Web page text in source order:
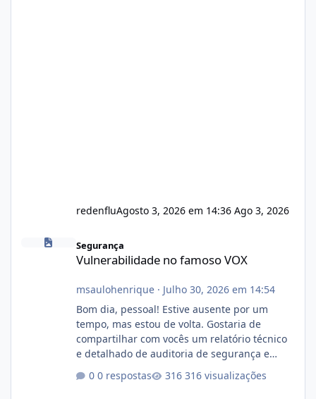
redenfluAgosto 3, 2026 em 14:36 Ago 3, 2026
Segurança
Vulnerabilidade no famoso VOX
msaulohenrique· Julho 30, 2026 em 14:54
Bom dia, pessoal! Estive ausente por um
tempo, mas estou de volta. Gostaria de
compartilhar com vocês um relatório técnico
e detalhado de auditoria de segurança e
atualmente em circulação e comercialização
0 respostas 316 visualizações